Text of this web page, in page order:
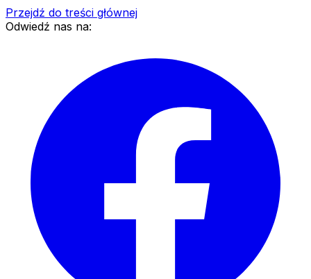
Przejdź do treści głównej
Odwiedź nas na: